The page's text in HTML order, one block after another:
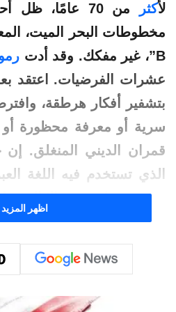
لأكثر
من 70 عامًا، ظل أحد أنظمة الكتابة في
مخطوطات
البحر
B”، غير مفكك. وقد أدت
عشرات الفرضيات. اعتقد
بتشفير أفكار هرطقة،
سرية أو معرفة محظورة أو
قمران الديني المنغلق. إن
الذي تستخدم فيه اللغة
مشبوهة ولم تؤدي إلا إلى
المخطوطات في حالة
لم تكن المشكلة الرئيسية
الحالة المادية للمخطوطات.
اظهر